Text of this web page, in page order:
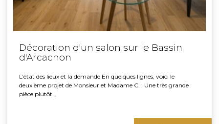
Décoration d'un salon sur le Bassin
d'Arcachon
L’état des lieux et la demande En quelques lignes, voici le
deuxième projet de Monsieur et Madame C. : Une très grande
pièce plutôt…